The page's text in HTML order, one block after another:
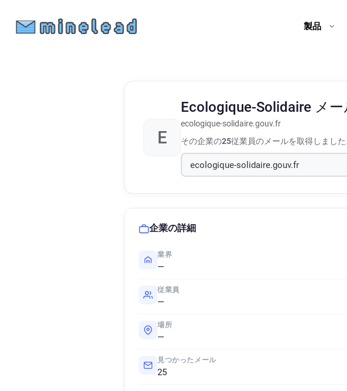
製品
E
Ecologique-Solidaire メ
ecologique-solidaire.gouv.fr
その企業の25従業員のメールを取得しました
企業の詳細
業界
—
従業員
—
場所
—
見つかったメール
25